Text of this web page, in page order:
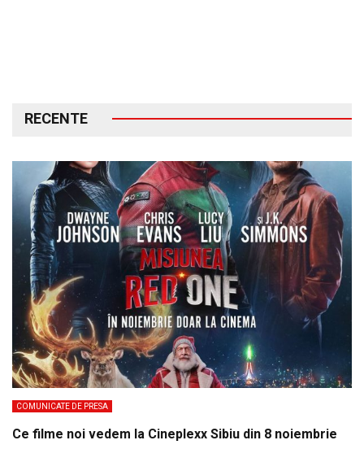
RECENTE
COMUNICATE DE PRESA
Ce filme noi vedem la Cineplexx Sibiu din 8 noiembrie